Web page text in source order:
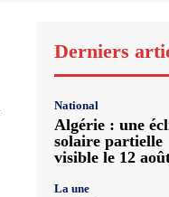
Derniers
National
Algérie : une
solaire partielle
visible le 12
La une